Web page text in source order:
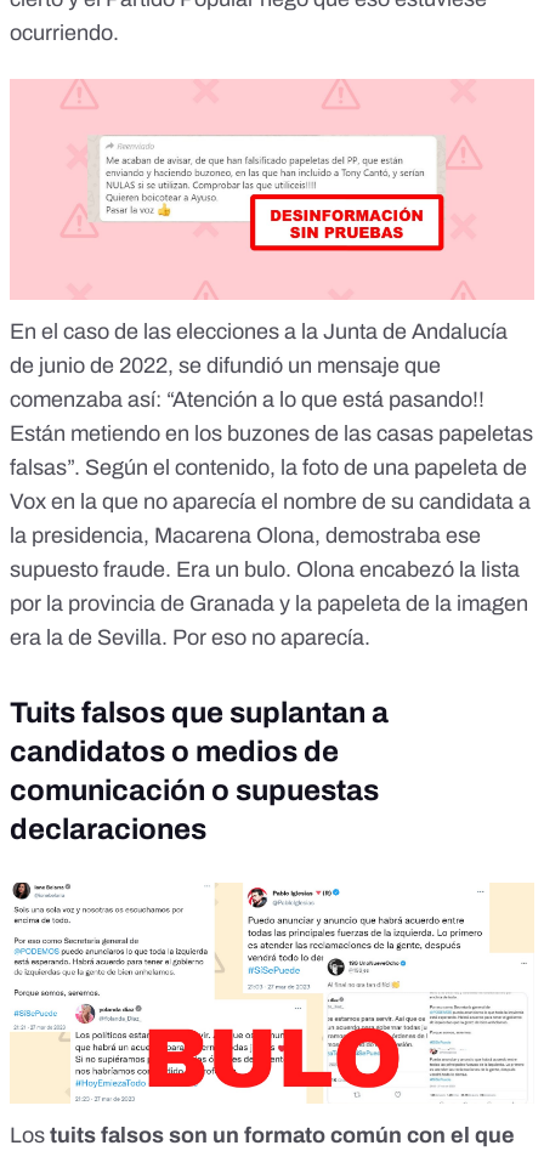
ocurriendo.
En el caso de las elecciones a la Junta de Andalucía
de junio de 2022, se difundió un mensaje que
comenzaba así: “Atención a lo que está pasando!!
Están metiendo en los buzones de las casas papeletas
falsas”. Según el contenido, la foto de una papeleta de
Vox en la que no aparecía el nombre de su candidata a
la presidencia, Macarena Olona, demostraba ese
supuesto fraude. Era un bulo. Olona encabezó la lista
por la provincia de Granada y la papeleta de la imagen
era la de Sevilla. Por eso no aparecía.
Tuits falsos que suplantan a
candidatos o medios de
comunicación o supuestas
declaraciones
Los tuits falsos son un formato común con el que